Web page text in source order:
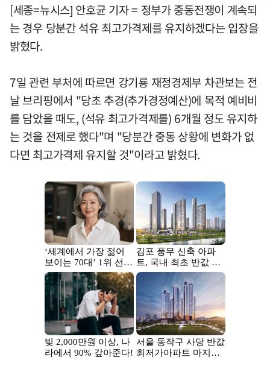
[세종=뉴시스] 안호균 기자 = 정부가 중동전쟁이 계속되
는 경우 당분간 석유 최고가격제를 유지하겠다는 입장을
밝혔다.
7일 관련 부처에 따르면 강기룡 재정경제부 차관보는 전
날 브리핑에서 "당초 추경(추가경정예산)에 목적 예비비
를 담았을 때도, (석유 최고가격제를) 6개월 정도 유지하
는 것을 전제로 했다"며 "당분간 중동 상황에 변화가 없
다면 최고가격제 유지할 것"이라고 밝혔다.